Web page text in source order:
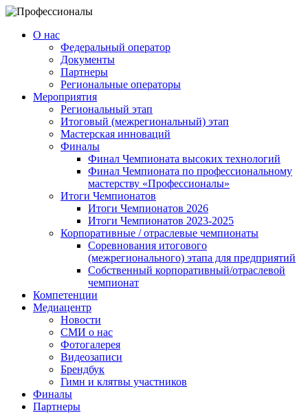
О нас
Федеральный оператор
Документы
Партнеры
Региональные операторы
Мероприятия
Региональный этап
Итоговый (межрегиональный) этап
Мастерская инноваций
Финалы
Финал Чемпионата высоких технологий
Финал Чемпионата по профессиональному
мастерству «Профессионалы»
Итоги Чемпионатов
Итоги Чемпионатов 2026
Итоги Чемпионатов 2023-2025
Корпоративные / отраслевые чемпионаты
Соревнования итогового
(межрегионального) этапа для предприятий
Собственный корпоративный/отраслевой
чемпионат
Компетенции
Медиацентр
Новости
СМИ о нас
Фотогалерея
Видеозаписи
Брендбук
Гимн и клятвы участников
Финалы
Партнеры